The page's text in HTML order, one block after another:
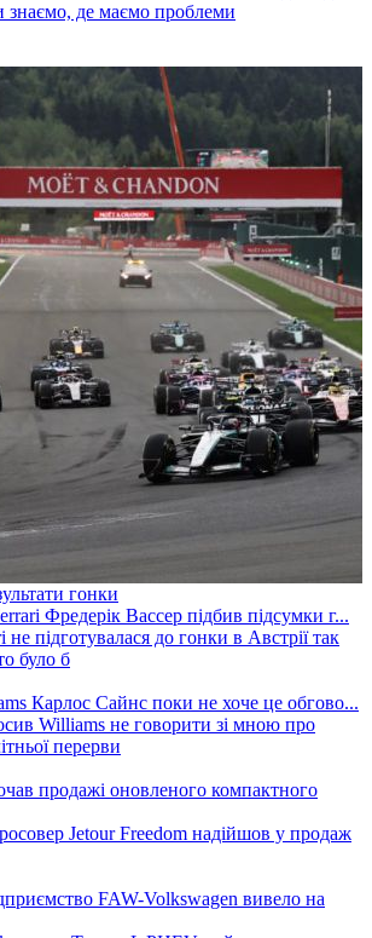
де маємо проблеми
гонки
не підготувалася до гонки в Австрії так
було б
Williams не говорити зі мною про
перерви
Jetour Freedom надійшов у продаж